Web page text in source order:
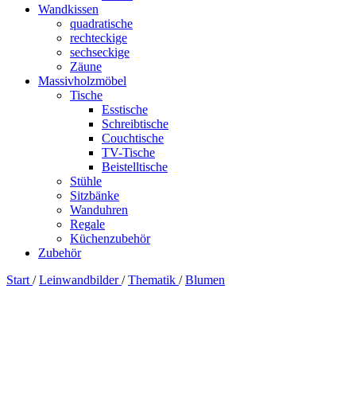
Wandkissen
quadratische
rechteckige
sechseckige
Zäune
Massivholzmöbel
Tische
Esstische
Schreibtische
Couchtische
TV-Tische
Beistelltische
Stühle
Sitzbänke
Wanduhren
Regale
Küchenzubehör
Zubehör
Start / Leinwandbilder/ Thematik / Blumen